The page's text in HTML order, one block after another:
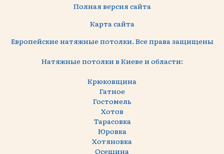
Полная версия сайта
Карта сайта
Европейские натяжные потолки. Все права защищены
Натяжные потолки в Киеве и области:
Крюковщина
Гатное
Гостомель
Хотов
Тарасовка
Юровка
Хотяновка
Осещина